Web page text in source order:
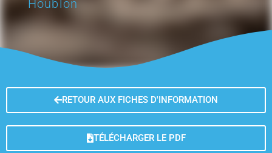
Houblon
RETOUR AUX FICHES D'INFORMATION
TÉLÉCHARGER LE PDF